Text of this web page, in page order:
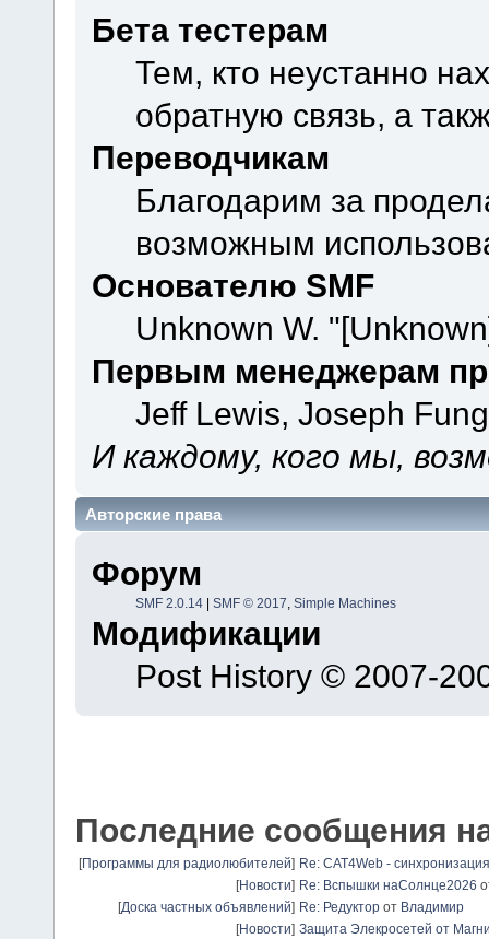
Бета тестерам
Тем, кто неустанно
обратную связь, а
Переводчикам
Благодарим за
возможным
Основателю SMF
Unknown W.
Первым менеджерам
Jeff Lewis, Joseph
И каждому, кого мы,
Авторские права
Форум
SMF 2.0.14| SMF © 2017 Simple Machines
Модификации
Post History © 2007-
Последние сообщения
[Программы для радиолюбителей] Re: CAT4Web -
[Новости] Re: Вспышки наСолнце2026
[Доска частных объявлений] Re: Редуктор от Владимир
[Новости] Защита Элекросетей от